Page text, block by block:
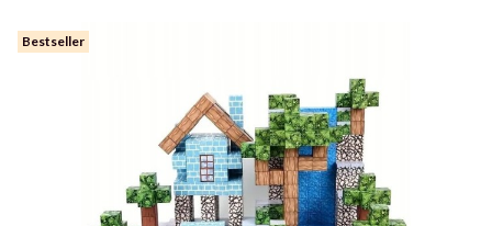
Bestseller